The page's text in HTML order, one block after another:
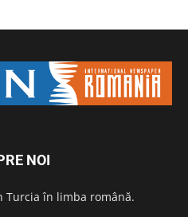
NOI
Turcia în limba română.